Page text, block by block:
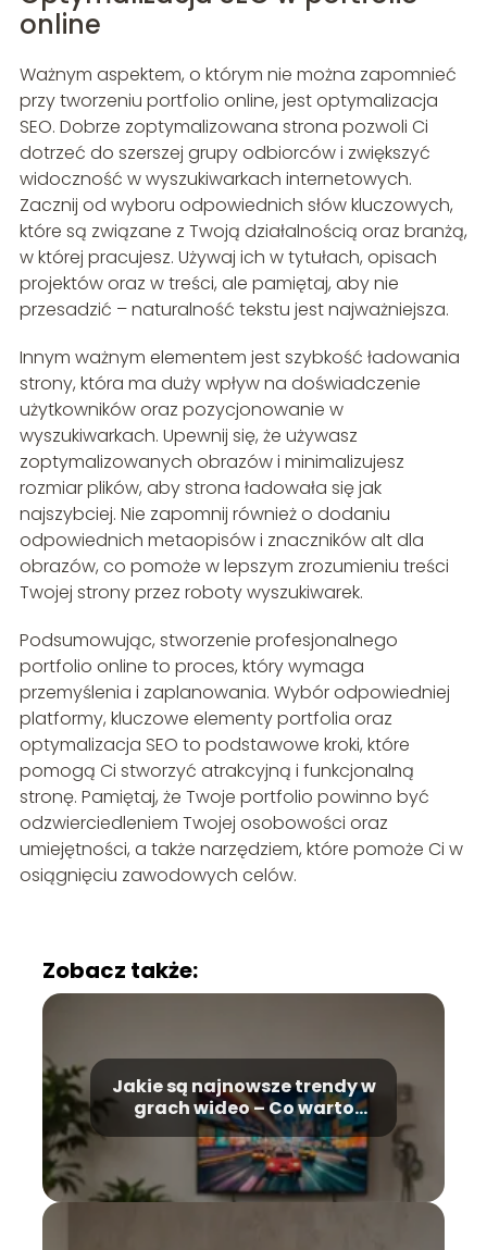
online
Ważnym aspektem, o którym nie można zapomnieć
przy tworzeniu portfolio online, jest optymalizacja
SEO. Dobrze zoptymalizowana strona pozwoli Ci
dotrzeć do szerszej grupy odbiorców i zwiększyć
widoczność w wyszukiwarkach internetowych.
Zacznij od wyboru odpowiednich słów kluczowych,
które są związane z Twoją działalnością oraz branżą,
w której pracujesz. Używaj ich w tytułach, opisach
projektów oraz w treści, ale pamiętaj, aby nie
przesadzić – naturalność tekstu jest najważniejsza.
Innym ważnym elementem jest szybkość ładowania
strony, która ma duży wpływ na doświadczenie
użytkowników oraz pozycjonowanie w
wyszukiwarkach. Upewnij się, że używasz
zoptymalizowanych obrazów i minimalizujesz
rozmiar plików, aby strona ładowała się jak
najszybciej. Nie zapomnij również o dodaniu
odpowiednich metaopisów i znaczników alt dla
obrazów, co pomoże w lepszym zrozumieniu treści
Twojej strony przez roboty wyszukiwarek.
Podsumowując, stworzenie profesjonalnego
portfolio online to proces, który wymaga
przemyślenia i zaplanowania. Wybór odpowiedniej
platformy, kluczowe elementy portfolia oraz
optymalizacja SEO to podstawowe kroki, które
pomogą Ci stworzyć atrakcyjną i funkcjonalną
stronę. Pamiętaj, że Twoje portfolio powinno być
odzwierciedleniem Twojej osobowości oraz
umiejętności, a także narzędziem, które pomoże Ci w
osiągnięciu zawodowych celów.
Zobacz także:
Jakie są najnowsze trendy w
grach wideo – Co warto
wiedzieć